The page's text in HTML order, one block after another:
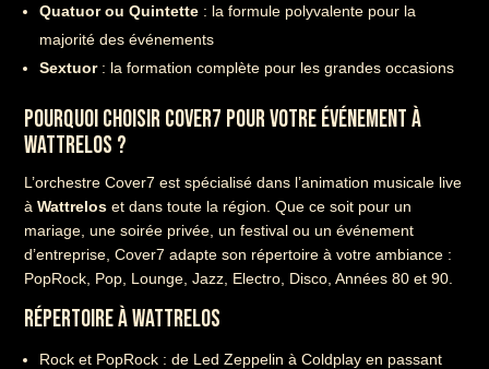
Quatuor ou Quintette : la formule polyvalente pour la
majorité des événements
Sextuor: la formation complète pour les grandes occasions
POURQUOI CHOISIR COVER7 POUR VOTRE ÉVÉNEMENT À
WATTRELOS ?
L’orchestre Cover7 est spécialisé dans l’animation musicale live
àWattrelos et dans toute la région. Que ce soit pour un
mariage, une soirée privée, un festival ou un événement
d’entreprise, Cover7 adapte son répertoire à votre ambiance :
PopRock, Pop, Lounge, Jazz, Electro, Disco, Années 80 et 90.
RÉPERTOIRE À WATTRELOS
Rock et PopRock : de Led Zeppelin à Coldplay en passant